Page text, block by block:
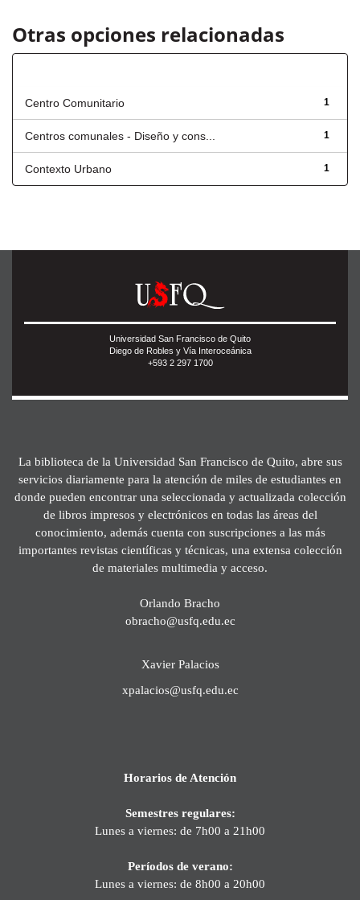
Otras opciones relacionadas
1
Centro Comunitario
1
Centros comunales - Diseño y cons...
1
Contexto Urbano
Universidad San Francisco de Quito
Diego de Robles y Vía Interoceánica
+593 2 297 1700
La biblioteca de la Universidad San Francisco de Quito, abre sus
servicios diariamente para la atención de miles de estudiantes en
donde pueden encontrar una seleccionada y actualizada colección
de libros impresos y electrónicos en todas las áreas del
conocimiento, además cuenta con suscripciones a las más
importantes revistas científicas y técnicas, una extensa colección
de materiales multimedia y acceso.
Orlando Bracho
obracho@usfq.edu.ec
Xavier Palacios
xpalacios@usfq.edu.ec
Horarios de Atención
Semestres regulares:
Lunes a viernes: de 7h00 a 21h00
Períodos de verano:
Lunes a viernes: de 8h00 a 20h00